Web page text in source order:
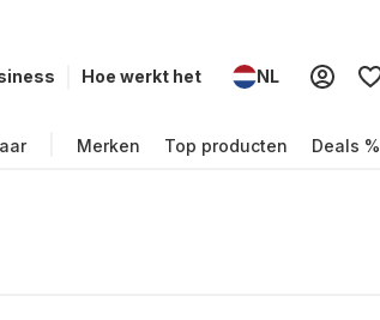
Hoe werkt het NL
Merken Top producten Deals %